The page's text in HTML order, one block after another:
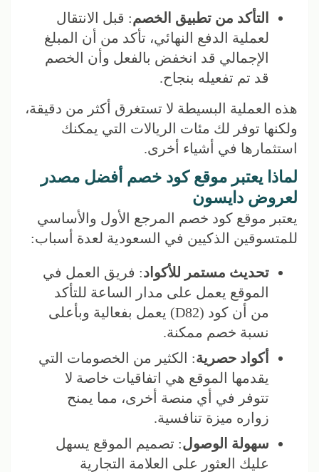
التأكد من تطبيق الخصم: قبل الانتقال
لعملية الدفع النهائي، تأكد من أن المبلغ
الإجمالي قد انخفض بالفعل وأن الخصم
قد تم تفعيله بنجاح.
هذه العملية البسيطة لا تستغرق أكثر من دقيقة،
ولكنها توفر لك مئات الريالات التي يمكنك
استثمارها في أشياء أخرى.
لماذا يعتبر موقع كود خصم أفضل مصدر
لعروض دايسون
يعتبر موقع كود خصم المرجع الأول والأساسي
للمتسوقين الذكيين في السعودية لعدة أسباب:
تحديث مستمر للأكواد: فريق العمل في
الموقع يعمل على مدار الساعة للتأكد
من أن كود (D82) يعمل بفعالية وبأعلى
نسبة خصم ممكنة.
أكواد حصرية: الكثير من الخصومات التي
يقدمها الموقع هي اتفاقيات خاصة لا
تتوفر في أي منصة أخرى، مما يمنح
زواره ميزة تنافسية.
سهولة الوصول: تصميم الموقع يسهل
عليك العثور على العلامة التجارية